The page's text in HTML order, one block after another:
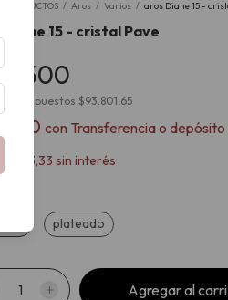
PRODUCTOS / Aros / Varios / aros Diane 15 -
Diane 15 - cristal Pave
sin impuestos $93.801,65
con Transferencia o depósito
sin interés
plateado